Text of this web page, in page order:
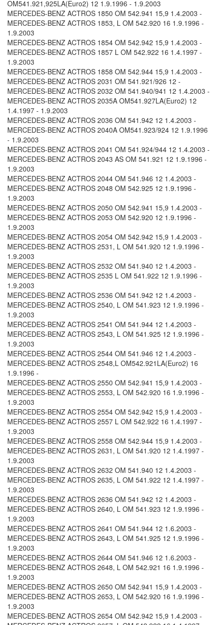
OM541.921,925LA(Euro2) 12 1.9.1996 - 1.9.2003
MERCEDES-BENZ ACTROS 1850 OM 542.941 15,9 1.4.2003 -
MERCEDES-BENZ ACTROS 1853, L OM 542.920 16 1.9.1996 -
1.9.2003
MERCEDES-BENZ ACTROS 1854 OM 542.942 15,9 1.4.2003 -
MERCEDES-BENZ ACTROS 1857 L OM 542.922 16 1.4.1997 -
1.9.2003
MERCEDES-BENZ ACTROS 1858 OM 542.944 15,9 1.4.2003 -
MERCEDES-BENZ ACTROS 2031 OM 541.921/926 12 -
MERCEDES-BENZ ACTROS 2032 OM 541.940/941 12 1.4.2003 -
MERCEDES-BENZ ACTROS 2035A OM541.927LA(Euro2) 12
1.4.1997 - 1.9.2003
MERCEDES-BENZ ACTROS 2036 OM 541.942 12 1.4.2003 -
MERCEDES-BENZ ACTROS 2040A OM541.923/924 12 1.9.1996
- 1.9.2003
MERCEDES-BENZ ACTROS 2041 OM 541.924/944 12 1.4.2003 -
MERCEDES-BENZ ACTROS 2043 AS OM 541.921 12 1.9.1996 -
1.9.2003
MERCEDES-BENZ ACTROS 2044 OM 541.946 12 1.4.2003 -
MERCEDES-BENZ ACTROS 2048 OM 542.925 12 1.9.1996 -
1.9.2003
MERCEDES-BENZ ACTROS 2050 OM 542.941 15,9 1.4.2003 -
MERCEDES-BENZ ACTROS 2053 OM 542.920 12 1.9.1996 -
1.9.2003
MERCEDES-BENZ ACTROS 2054 OM 542.942 15,9 1.4.2003 -
MERCEDES-BENZ ACTROS 2531, L OM 541.920 12 1.9.1996 -
1.9.2003
MERCEDES-BENZ ACTROS 2532 OM 541.940 12 1.4.2003 -
MERCEDES-BENZ ACTROS 2535 L OM 541.922 12 1.9.1996 -
1.9.2003
MERCEDES-BENZ ACTROS 2536 OM 541.942 12 1.4.2003 -
MERCEDES-BENZ ACTROS 2540, L OM 541.923 12 1.9.1996 -
1.9.2003
MERCEDES-BENZ ACTROS 2541 OM 541.944 12 1.4.2003 -
MERCEDES-BENZ ACTROS 2543, L OM 541.925 12 1.9.1996 -
1.9.2003
MERCEDES-BENZ ACTROS 2544 OM 541.946 12 1.4.2003 -
MERCEDES-BENZ ACTROS 2548,L OM542.921LA(Euro2) 16
1.9.1996 -
MERCEDES-BENZ ACTROS 2550 OM 542.941 15,9 1.4.2003 -
MERCEDES-BENZ ACTROS 2553, L OM 542.920 16 1.9.1996 -
1.9.2003
MERCEDES-BENZ ACTROS 2554 OM 542.942 15,9 1.4.2003 -
MERCEDES-BENZ ACTROS 2557 L OM 542.922 16 1.4.1997 -
1.9.2003
MERCEDES-BENZ ACTROS 2558 OM 542.944 15,9 1.4.2003 -
MERCEDES-BENZ ACTROS 2631, L OM 541.920 12 1.4.1997 -
1.9.2003
MERCEDES-BENZ ACTROS 2632 OM 541.940 12 1.4.2003 -
MERCEDES-BENZ ACTROS 2635, L OM 541.922 12 1.4.1997 -
1.9.2003
MERCEDES-BENZ ACTROS 2636 OM 541.942 12 1.4.2003 -
MERCEDES-BENZ ACTROS 2640, L OM 541.923 12 1.9.1996 -
1.9.2003
MERCEDES-BENZ ACTROS 2641 OM 541.944 12 1.6.2003 -
MERCEDES-BENZ ACTROS 2643, L OM 541.925 12 1.9.1996 -
1.9.2003
MERCEDES-BENZ ACTROS 2644 OM 541.946 12 1.6.2003 -
MERCEDES-BENZ ACTROS 2648, L OM 542.921 16 1.9.1996 -
1.9.2003
MERCEDES-BENZ ACTROS 2650 OM 542.941 15,9 1.4.2003 -
MERCEDES-BENZ ACTROS 2653, L OM 542.920 16 1.9.1996 -
1.9.2003
MERCEDES-BENZ ACTROS 2654 OM 542.942 15,9 1.4.2003 -